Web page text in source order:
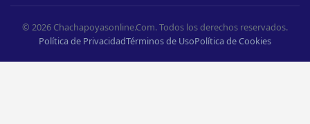
© 2026 Chachapoyasonline.Com. Todos los derechos reservados.
Política de PrivacidadTérminos de UsoPolítica de Cookies